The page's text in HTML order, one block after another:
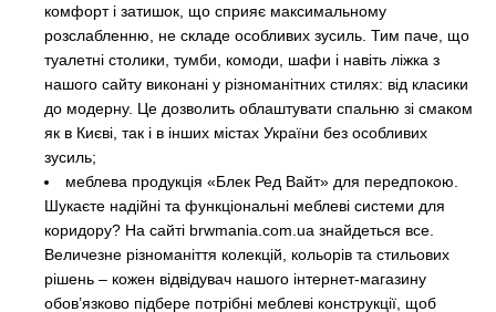
комфорт і затишок, що сприяє максимальному
розслабленню, не складе особливих зусиль. Тим паче, що
туалетні столики, тумби, комоди, шафи і навіть ліжка з
нашого сайту виконані у різноманітних стилях: від класики
до модерну. Це дозволить облаштувати спальню зі смаком
як в Києві, так і в інших містах України без особливих
зусиль;
меблева продукція «Блек Ред Вайт» для передпокою.
Шукаєте надійні та функціональні меблеві системи для
коридору? На сайті brwmania.com.ua знайдеться все.
Величезне різноманіття колекцій, кольорів та стильових
рішень – кожен відвідувач нашого інтернет-магазину
обов’язково підбере потрібні меблеві конструкції, щоб